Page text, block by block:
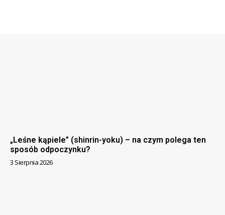
„Leśne kąpiele” (shinrin-yoku) – na czym polega ten
sposób odpoczynku?
3 Sierpnia 2026